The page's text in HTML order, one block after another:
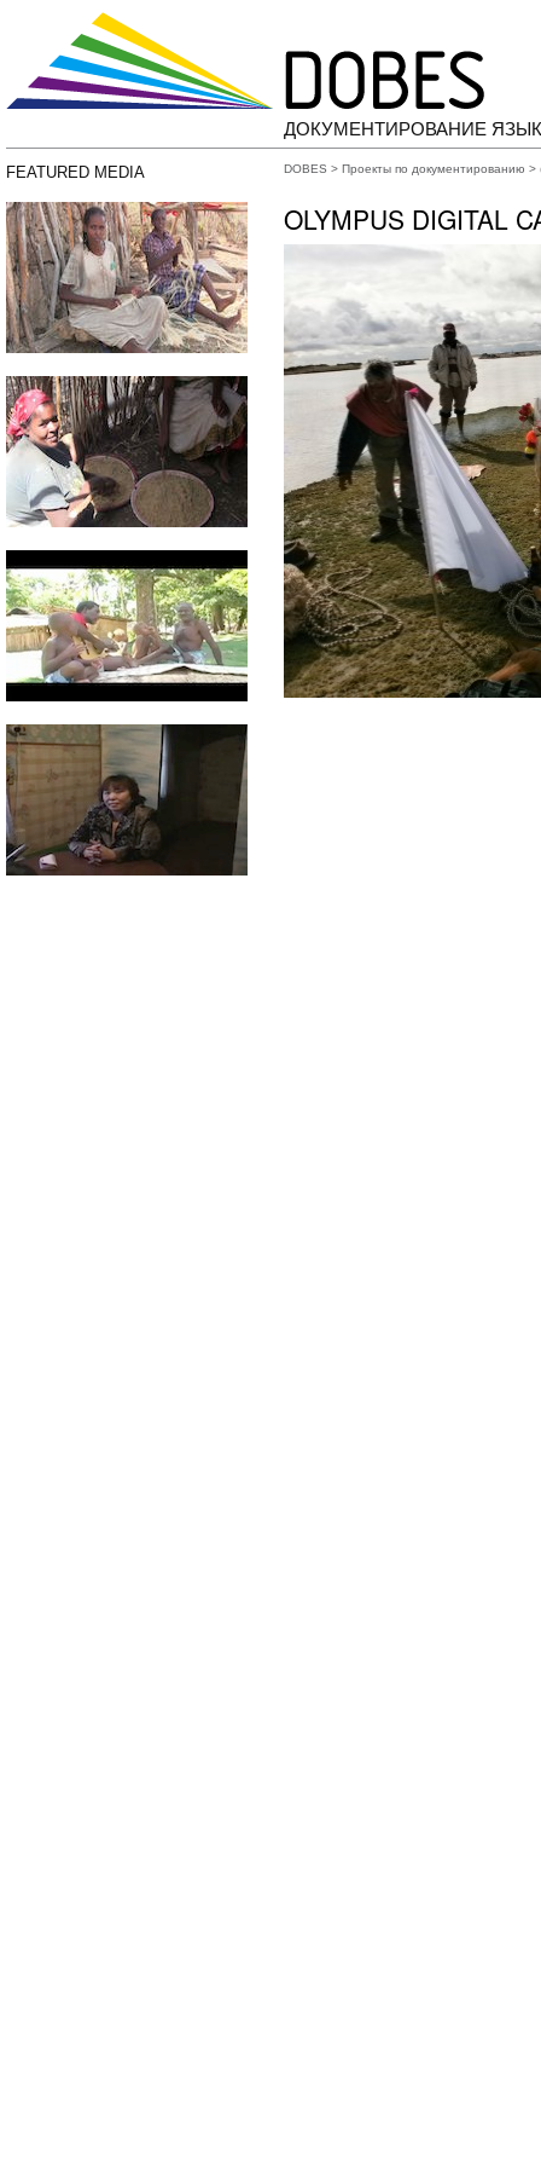
ДОКУМЕНТИРОВАНИЕ
FEATURED MEDIA DOBES > Проекты по документированию >
OLYMPUS DIGITAL